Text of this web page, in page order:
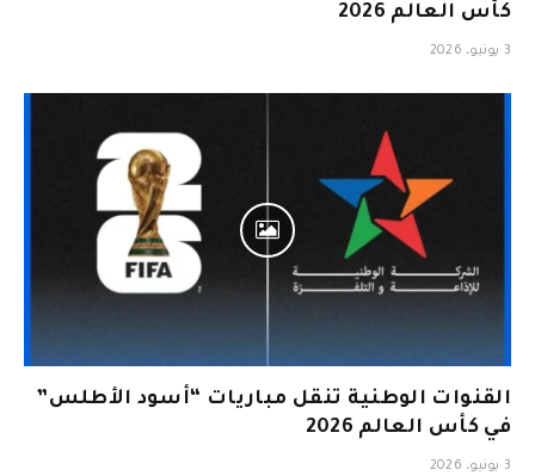
كأس العالم 2026
3 يونيو، 2026
القنوات الوطنية تنقل مباريات “أسود الأطلس”
في كأس العالم 2026
3 يونيو، 2026